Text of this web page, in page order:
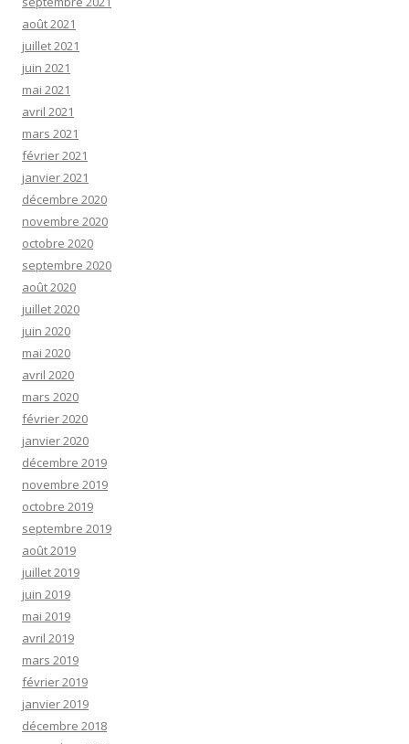
août 2021
juillet 2021
juin 2021
mai 2021
avril 2021
mars 2021
février 2021
janvier 2021
décembre 2020
novembre 2020
octobre 2020
septembre 2020
août 2020
juillet 2020
juin 2020
mai 2020
avril 2020
mars 2020
février 2020
janvier 2020
décembre 2019
novembre 2019
octobre 2019
septembre 2019
août 2019
juillet 2019
juin 2019
mai 2019
avril 2019
mars 2019
février 2019
janvier 2019
décembre 2018